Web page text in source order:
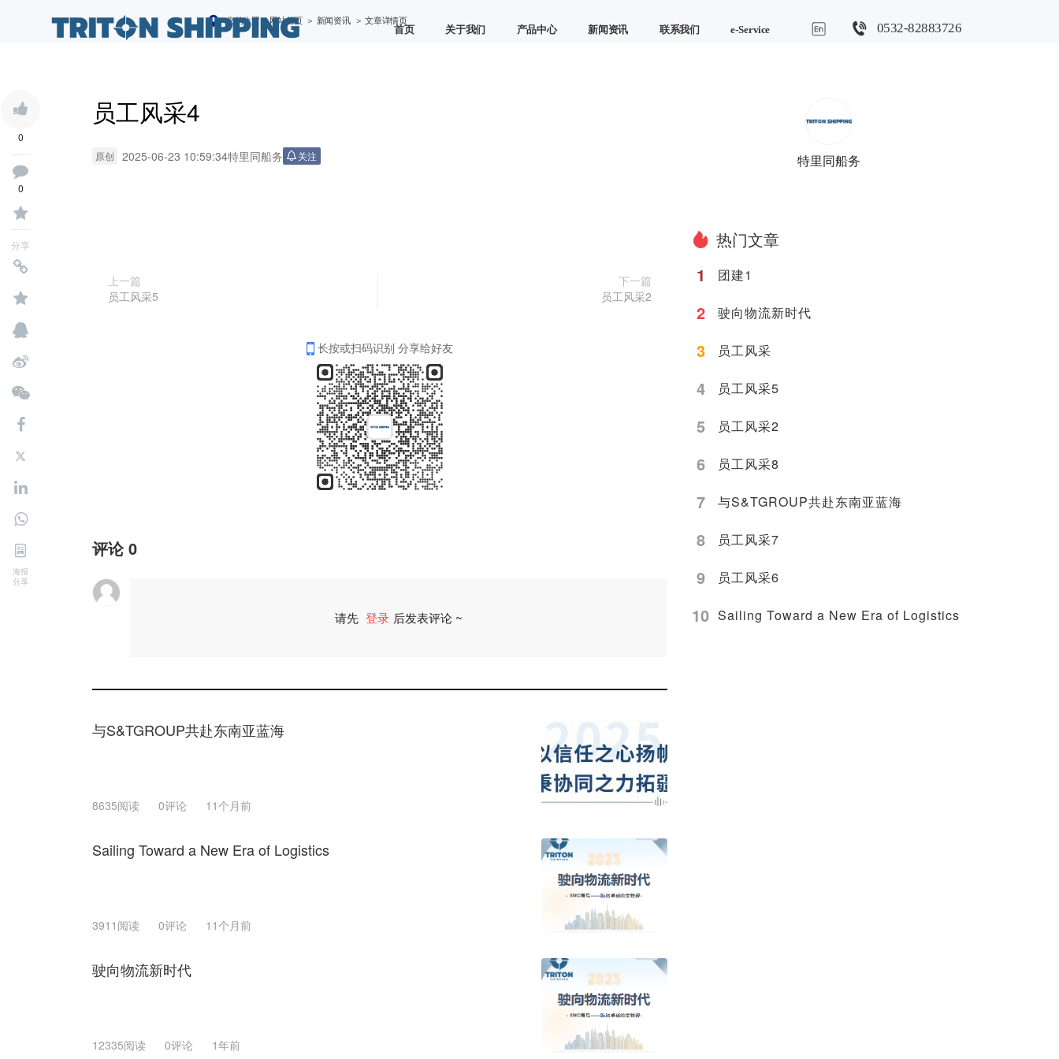
首页 关于我们 产品中心 新闻资讯 联系我们 e-Service 0532-82883726
您的位置：网站首页 ＞ 新闻资讯 ＞ 文章详情页
0
0
分享
海报
分享
员工风采4
原创 2025-06-23 10:59:34特里同船务 关注
上一篇
员工风采5
下一篇
员工风采2
长按或扫码识别 分享给好友
评论0
请先 登录 后发表评论 ~
与S&TGROUP共赴东南亚蓝海
8635阅读 0评论 11个月前
Sailing Toward a New Era of Logistics
3911阅读 0评论 11个月前
驶向物流新时代
12335阅读 0评论 1年前
特里同船务
热门文章
1
团建1
2 驶向物流新时代
3 员工风采
4 员工风采5
5 员工风采2
6 员工风采8
7 与S&TGROUP共赴东南亚蓝海
8 员工风采7
9 员工风采6
10 Sailing Toward a New Era of Logistics